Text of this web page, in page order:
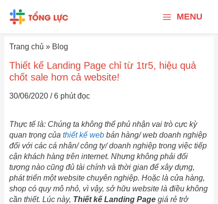
dung
Menu
MENU
Trang chủ » Blog
Thiết kế Landing Page chỉ từ 1tr5, hiệu quả
chốt sale hơn cả website!
30/06/2020 /6 phút đọc
Thực tế là: Chúng ta không thể phủ nhận vai trò cực kỳ
quan trọng của thiết kế webbán hàng/ web doanh nghiệp
đối với các cá nhân/ công ty/ doanh nghiệp trong việc tiếp
cận khách hàng trên internet. Nhưng không phải đối
tượng nào cũng đủ tài chính và thời gian để xây dựng,
phát triển một website chuyên nghiệp. Hoặc là cửa hàng,
shop có quy mô nhỏ, vì vậy, sở hữu website là điều không
cần thiết. Lúc này, Thiết kế Landing Pagegiá rẻ trở